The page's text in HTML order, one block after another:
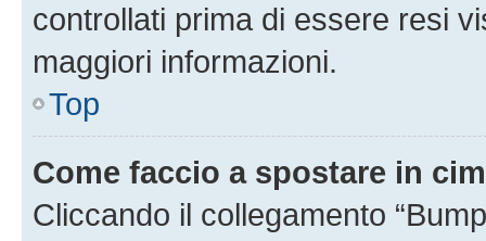
controllati prima di essere resi
maggiori informazioni.
Top
Come faccio a spostare in
Cliccando il collegamento